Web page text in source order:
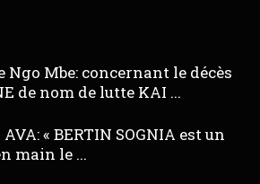
Mbe: concernant le décès
de nom de lutte KAI ...
« BERTIN SOGNIA est un
main le ...